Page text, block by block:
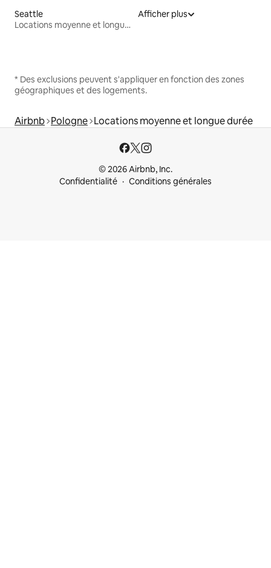
Seattle
Locations moyenne et longue durée
Afficher plus
* Des exclusions peuvent s'appliquer en fonction des zones
géographiques et des logements.
Airbnb Pologne Locations moyenne et longue durée
© 2026 Airbnb, Inc.
Confidentialité
Conditions générales